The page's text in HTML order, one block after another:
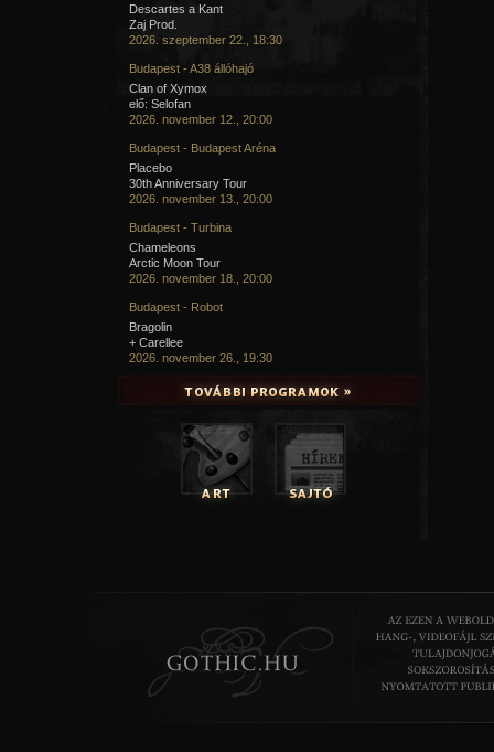
Descartes a Kant
Zaj Prod.
2026. szeptember 22., 18:30
Budapest - A38 állóhajó
Clan of Xymox
elő: Selofan
2026. november 12., 20:00
Budapest - Budapest Aréna
Placebo
30th Anniversary Tour
2026. november 13., 20:00
Budapest - Turbina
Chameleons
Arctic Moon Tour
2026. november 18., 20:00
Budapest - Robot
Bragolin
+ Carellee
2026. november 26., 19:30